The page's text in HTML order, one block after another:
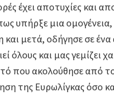
έχει αποτυχίες και
υπήρξε μια ομογένεια,
και μετά, οδήγησε σε
όλους και μας γεμίζει
που ακολούθησε από
της Ευρωλίγκας όσο